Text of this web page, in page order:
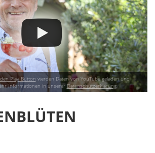
den Play Button werden Daten von YouTube geladen und
Informationen in unserer Datenschutzerklärung